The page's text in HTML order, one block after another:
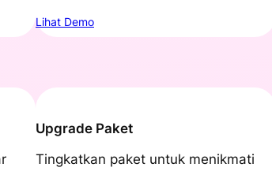
Lihat Demo
Upgrade Paket
Tingkatkan paket untuk menikmati